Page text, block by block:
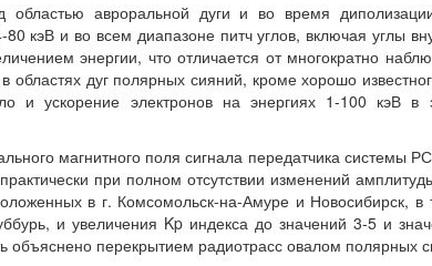
авроральной дуги и во время
кэВ и во всем диапазоне питч углов, включая углы
энергии, что отличается от многократно
дуг полярных сияний, кроме хорошо
и ускорение электронов на энергиях 1-100 кэВ в
магнитного поля сигнала передатчика системы
при полном отсутствии изменений
в г. Комсомольск-на-Амуре и Новосибирск,
и увеличения Kp индекса до значений 3-5 и
перекрытием радиотрасс овалом полярных